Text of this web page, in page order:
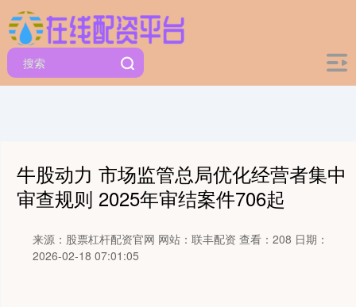
牛股动力 市场监管总局优化经营者集中
审查规则 2025年审结案件706起
来源：股票杠杆配资官网 网站：联丰配资 查看：208 日期：
2026-02-18 07:01:05